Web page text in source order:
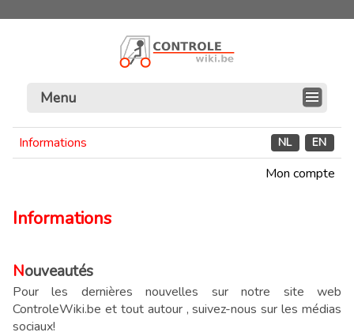
Menu
Informations NL EN
Mon compte
Informations
Nouveautés
Pour les dernières nouvelles sur notre site web
ControleWiki.be et tout autour , suivez-nous sur les médias
sociaux!